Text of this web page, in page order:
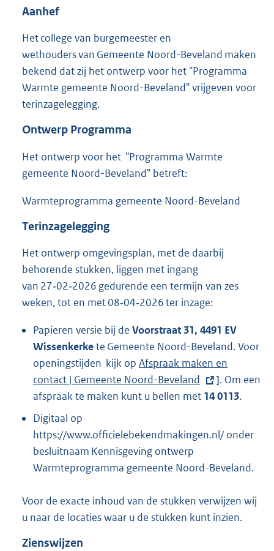
t
e
:
2
Aanhef
Het college van burgemeester en
wethouders van Gemeente Noord-Beveland maken
bekend dat zij het ontwerp voor het "Programma
Warmte gemeente Noord-Beveland" vrijgeven voor
terinzagelegging.
Ontwerp Programma
Het ontwerp voor het "Programma Warmte
gemeente Noord-Beveland" betreft:
Warmteprogramma gemeente Noord-Beveland
Terinzagelegging
Het ontwerp omgevingsplan, met de daarbij
behorende stukken, liggen met ingang
van 27‑02‑2026 gedurende een termijn van zes
weken, tot en met 08‑04‑2026 ter inzage:
Papieren versie bij de Voorstraat 31, 4491 EV
Wissenkerkete Gemeente Noord-Beveland. Voor
openingstijden kijk op E
x
t
r
n
n
Afspraak maken en
contact | Gemeente Noord-Beveland
]. Om een
afspraak te maken kunt u bellen met 14 0113.
Digitaal op
https://www.officielebekendmakingen.nl/ onder
besluitnaam Kennisgeving ontwerp
Warmteprogramma gemeente Noord-Beveland.
Voor de exacte inhoud van de stukken verwijzen wij
u naar de locaties waar u de stukken kunt inzien.
Zienswijzen